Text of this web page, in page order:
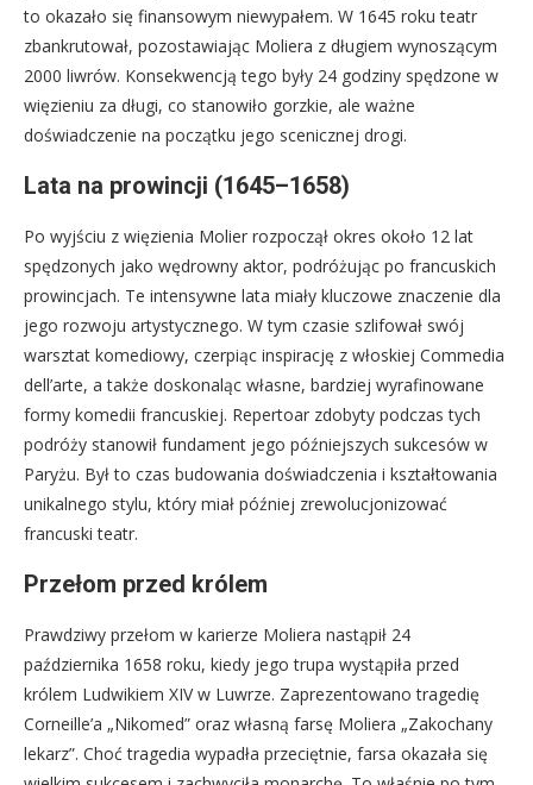
to okazało się finansowym niewypałem. W 1645 roku teatr
zbankrutował, pozostawiając Moliera z długiem wynoszącym
2000 liwrów. Konsekwencją tego były 24 godziny spędzone w
więzieniu za długi, co stanowiło gorzkie, ale ważne
doświadczenie na początku jego scenicznej drogi.
Lata na prowincji (1645–1658)
Po wyjściu z więzienia Molier rozpoczął okres około 12 lat
spędzonych jako wędrowny aktor, podróżując po francuskich
prowincjach. Te intensywne lata miały kluczowe znaczenie dla
jego rozwoju artystycznego. W tym czasie szlifował swój
warsztat komediowy, czerpiąc inspirację z włoskiej Commedia
dell’arte, a także doskonaląc własne, bardziej wyrafinowane
formy komedii francuskiej. Repertoar zdobyty podczas tych
podróży stanowił fundament jego późniejszych sukcesów w
Paryżu. Był to czas budowania doświadczenia i kształtowania
unikalnego stylu, który miał później zrewolucjonizować
francuski teatr.
Przełom przed królem
Prawdziwy przełom w karierze Moliera nastąpił 24
października 1658 roku, kiedy jego trupa wystąpiła przed
królem Ludwikiem XIV w Luwrze. Zaprezentowano tragedię
Corneille’a „Nikomed” oraz własną farsę Moliera „Zakochany
lekarz”. Choć tragedia wypadła przeciętnie, farsa okazała się